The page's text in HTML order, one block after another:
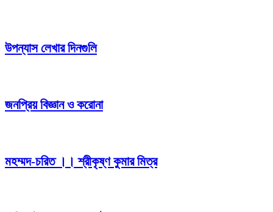
উপন্যাস লেখার দিনগুলি
জনপ্রিয় বিজ্ঞান ও করোনা
মহম্মদ-চরিত ।। শ্রীকৃষ্ণ কুমার মিত্র